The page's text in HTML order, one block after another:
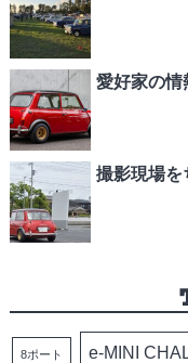
愛好家の情
撮影現場を
8ポート e-MINI